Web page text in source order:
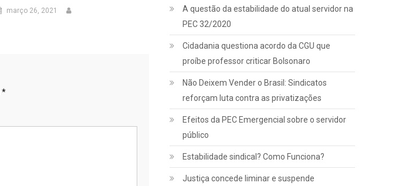
março 26, 2021
*
A questão da estabilidade do atual servidor na
PEC 32/2020
Cidadania questiona acordo da CGU que
proíbe professor criticar Bolsonaro
Não Deixem Vender o Brasil: Sindicatos
reforçam luta contra as privatizações
Efeitos da PEC Emergencial sobre o servidor
público
Estabilidade sindical? Como Funciona?
Justiça concede liminar e suspende
Jurídico
Notícias
INSS:
confira
como vai